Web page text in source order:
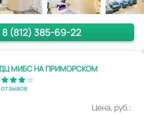
8 (812) 385-69-22
МИБС НА ПРИМОРСКОМ
отзывов
Цена, руб.: